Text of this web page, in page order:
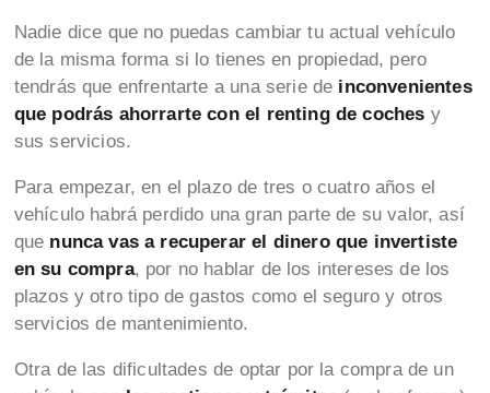
Nadie dice que no puedas cambiar tu actual vehículo
de la misma forma si lo tienes en propiedad, pero
tendrás que enfrentarte a una serie de inconvenientes
que podrás ahorrarte con el renting de coches y
sus servicios.
Para empezar, en el plazo de tres o cuatro años el
vehículo habrá perdido una gran parte de su valor, así
que nunca vas a recuperar el dinero que invertiste
en su compra, por no hablar de los intereses de los
plazos y otro tipo de gastos como el seguro y otros
servicios de mantenimiento.
Otra de las dificultades de optar por la compra de un